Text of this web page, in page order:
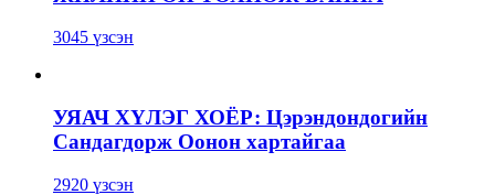
3045 үзсэн
УЯАЧ ХҮЛЭГ ХОЁР: Цэрэндондогийн
Сандагдорж Оонон хартайгаа
2920 үзсэн